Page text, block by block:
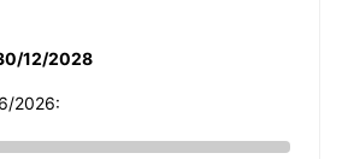
12/2028
2026: